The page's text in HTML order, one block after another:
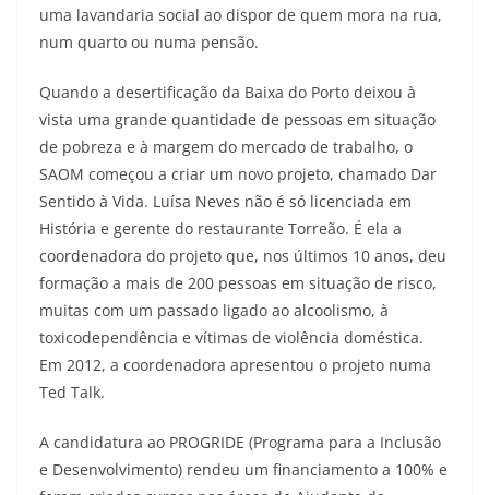
uma lavandaria social ao dispor de quem mora na rua,
num quarto ou numa pensão.
Quando a desertificação da Baixa do Porto deixou à
vista uma grande quantidade de pessoas em situação
de pobreza e à margem do mercado de trabalho, o
SAOM começou a criar um novo projeto, chamado Dar
Sentido à Vida. Luísa Neves não é só licenciada em
História e gerente do restaurante Torreão. É ela a
coordenadora do projeto que, nos últimos 10 anos, deu
formação a mais de 200 pessoas em situação de risco,
muitas com um passado ligado ao alcoolismo, à
toxicodependência e vítimas de violência doméstica.
Em 2012, a coordenadora apresentou o projeto numa
Ted Talk.
A candidatura ao PROGRIDE (Programa para a Inclusão
e Desenvolvimento) rendeu um financiamento a 100% e